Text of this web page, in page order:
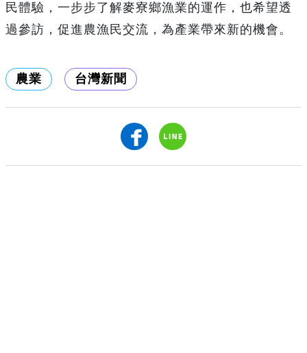
民體驗，一步步了解麥寮鄉漁業的運作，也希望透
過參訪，促進農漁民交流，為產業帶來新的機會。
農業 台灣新聞